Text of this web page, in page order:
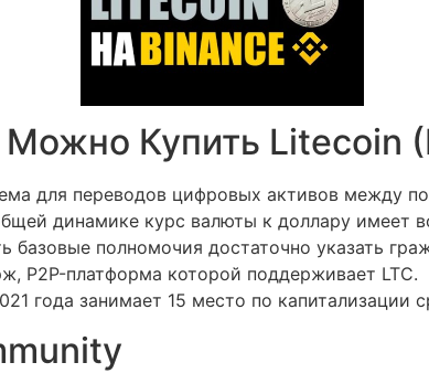
Купить Litecoin
для переводов цифровых активов между
динамике курс валюты к доллару имеет
базовые полномочия достаточно указать
P2P-платформа которой поддерживает LTC.
года занимает 15 место по капитализации